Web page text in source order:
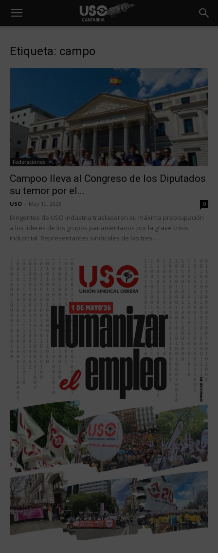
Etiqueta: campo
Federaciones
Campoo lleva al Congreso de los Diputados
su temor por el...
USO May 10, 2023 0
Dirigentes de USO Industria trasladaron su máxima preocupación
a los líderes de los grupos parlamentarios por la grave crisis
industrial Representantes sindicales de las tres...